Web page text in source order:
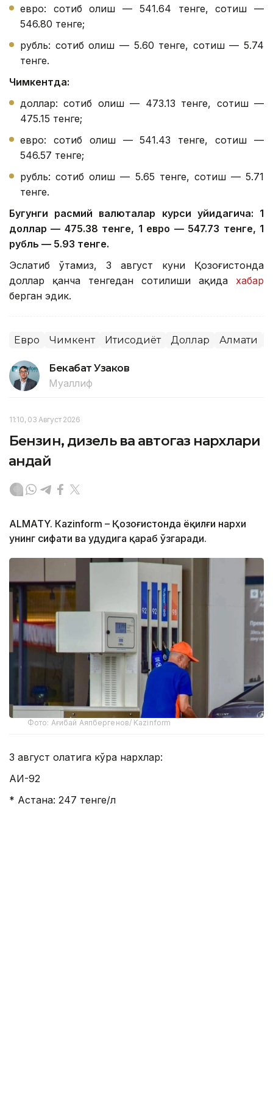
евро: сотиб олиш — 541.64 тенге, сотиш —
546.80 тенге;
рубль: сотиб олиш — 5.60 тенге, сотиш — 5.74
тенге.
Чимкентда:
доллар: сотиб олиш — 473.13 тенге, сотиш —
475.15 тенге;
евро: сотиб олиш — 541.43 тенге, сотиш —
546.57 тенге;
рубль: сотиб олиш — 5.65 тенге, сотиш — 5.71
тенге.
Бугунги расмий валюталар курси қуйидагича: 1
доллар — 475.38 тенге, 1 евро — 547.73 тенге, 1
рубль — 5.93 тенге.
Эслатиб ўтамиз, 3 август куни Қозоғистонда
доллар қанча тенгедан сотилиши ҳақида хабар
берган эдик.
Евро Чимкент Иқтисодиёт Доллар Алмати
Бекабат Узаков
Муаллиф
11:10, 03 Август 2026
Бензин, дизель ва автогаз нархлари
қандай
ALMATY. Кazinform – Қозоғистонда ёқилғи нархи
унинг сифати ва ҳудудига қараб ўзгаради.
Фото: Ағибай Аяпбергенов/ Kazinform
3 август ҳолатига кўра нархлар:
АИ-92
* Астана: 247 тенге/л